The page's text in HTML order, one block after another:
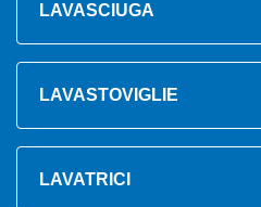
LAVASCIUGA
LAVASTOVIGLIE
LAVATRICI